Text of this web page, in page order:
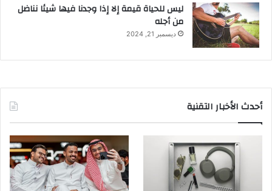
ليس للحياة قيمة إلا إذا وجدنا فيها شيئا نناضل
من أجله
ديسمبر 21, 2024
أحدث الأخبار التقنية